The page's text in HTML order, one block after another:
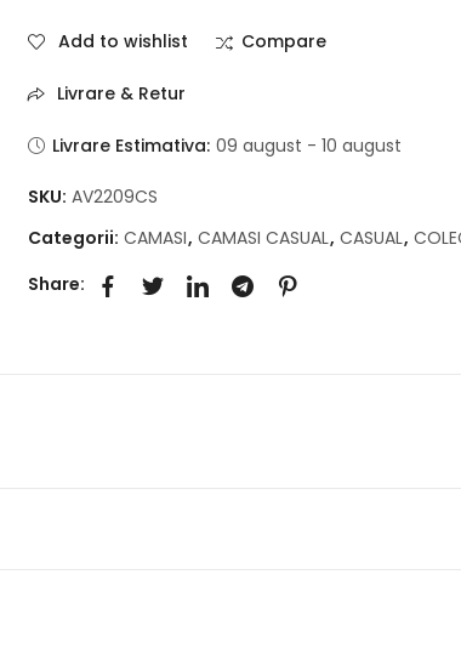
Add to wishlist Compare
Livrare & Retur
Livrare Estimativa: 09 august - 10 august
SKU: AV2209CS
Categorii: CAMASI, CAMASI CASUAL, CASUAL,
Share: